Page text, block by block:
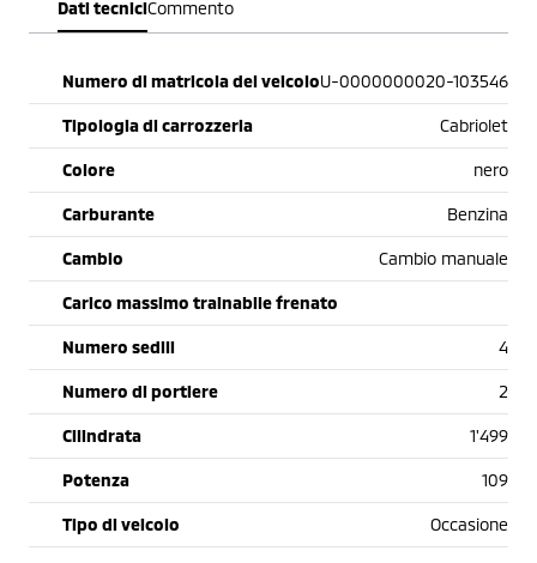
Dati tecniciCommento
Numero di matricola del veicoloU-0000000020-103546
Tipologia di carrozzeria Cabriolet
Colore nero
Carburante Benzina
Cambio Cambio manuale
Carico massimo trainabile frenato
Numero sedili 4
Numero di portiere 2
Cilindrata 1'499
Potenza 109
Tipo di veicolo Occasione